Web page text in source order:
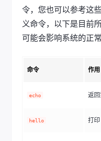
令，您也可以参考这
义命令，以下是目前
可能会影响系统的正常
命令 作用
echo 返
hello 打